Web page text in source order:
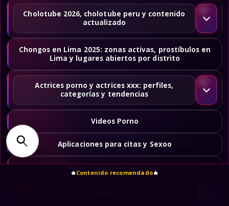
Cholotube 2026, cholotube peru y contenido
actualizado
Chongos en Lima 2025: zonas activas, prostíbulos en
Lima y lugares abiertos por distrito
Actrices porno y actrices xxx: perfiles,
categorías y tendencias
Videos Porno
Aplicaciones para citas y Sexoo
Anuncios de sexo en Perú
🔥Contenido recomendado🔥